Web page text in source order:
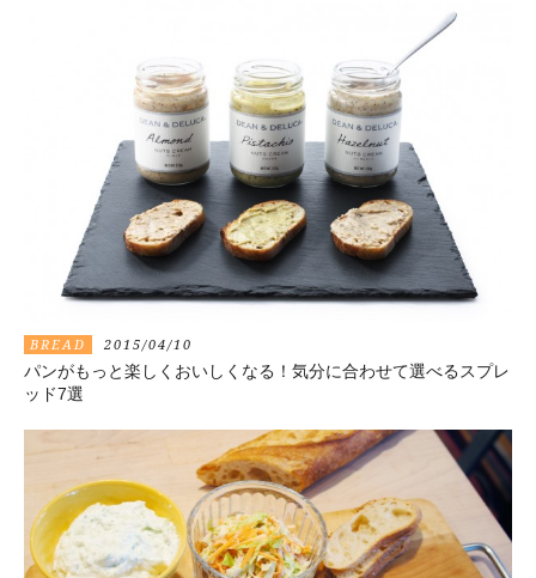
BREAD 2015/04/10
パンがもっと楽しくおいしくなる！気分に合わせて選べるスプレ
ッド7選